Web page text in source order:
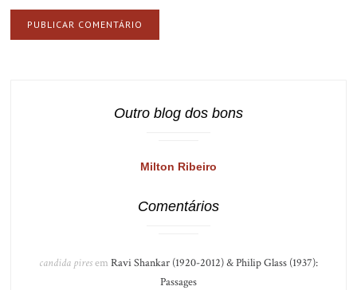
Outro blog dos bons
Milton Ribeiro
Comentários
candida piresem Ravi Shankar (1920-2012) & Philip Glass (1937):
Passages